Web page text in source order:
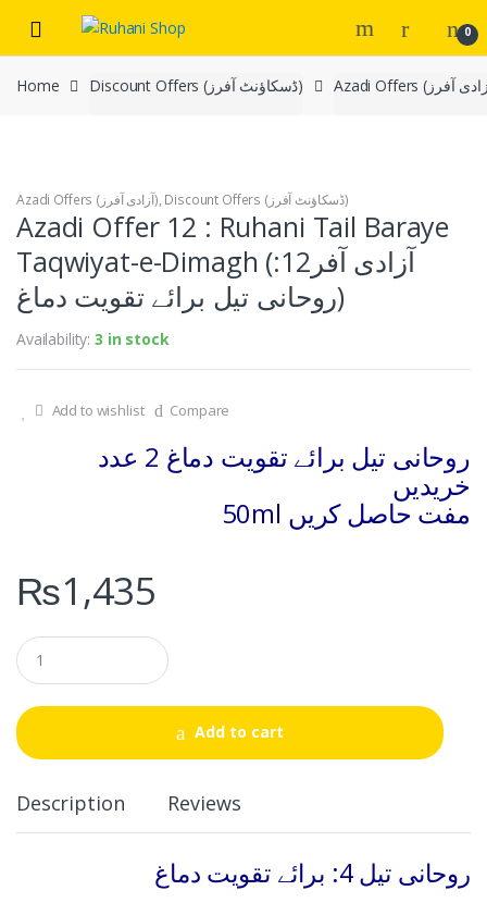
navigation
content
0
Home Discount Offers (ڈسکاؤنٹ آفرز)
Azadi Offers (آزادی آفرز), Discount Offers (ڈسکاؤنٹ آفرز)
Azadi Offer 12 : Ruhani Tail Baraye
Taqwiyat-e-Dimagh (آزادی آفر12:
روحانی تیل برائے تقویت دماغ)
Availability:3 in stock
Add to wishlist Compare
روحانی تیل برائے تقویت دماغ 2 عدد
خریدیں
50ml مفت حاصل کریں
₨1,435
Q
u
a
t
i
Add to cart
Description Reviews
روحانی تیل 4: برائے تقویت دماغ